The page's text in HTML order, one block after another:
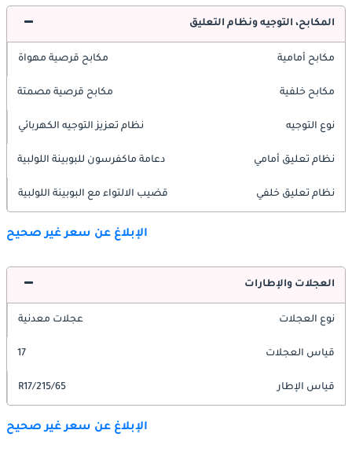
المكابح، التوجيه ونظام التعليق
مكابح أمامية مكابح قرصية مهواة
مكابح خلفية مكابح قرصية مصمتة
نوع التوجيه نظام تعزيز التوجيه الكهربائي
نظام تعليق أمامي دعامة ماكفرسون للبوبينة اللولبية
نظام تعليق خلفي قضيب الالتواء مع البوبينة اللولبية
الإبلاغ عن سعر غير صحيح
العجلات والإطارات
نوع العجلات عجلات معدنية
قياس العجلات 17
قياس الإطار 215/65/R17
الإبلاغ عن سعر غير صحيح